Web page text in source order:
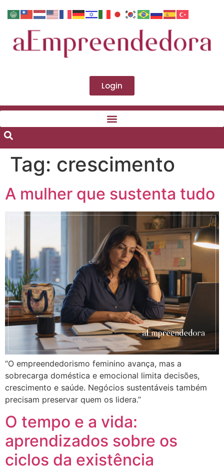
Login
Tag: crescimento
A mulher que sustenta tudo
“O empreendedorismo feminino avança, mas a
sobrecarga doméstica e emocional limita decisões,
crescimento e saúde. Negócios sustentáveis também
precisam preservar quem os lidera.”
O tempo e a vida:
aprendizados sobre os
ciclos da existência